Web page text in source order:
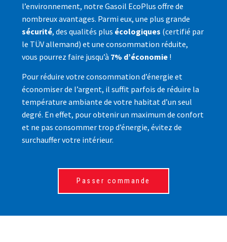
l’environnement, notre Gasoil EcoPlus offre de
nombreux avantages. Parmi eux, une plus grande
sécurité, des qualités plus écologiques (certifié par
le TÜV allemand) et une consommation réduite,
vous pourrez faire jusqu’à 7% d’économie !
Pour réduire votre consommation d’énergie et
économiser de l’argent, il suffit parfois de réduire la
température ambiante de votre habitat d’un seul
degré. En effet, pour obtenir un maximum de confort
et ne pas consommer trop d’énergie, évitez de
surchauffer votre intérieur.
Passer commande